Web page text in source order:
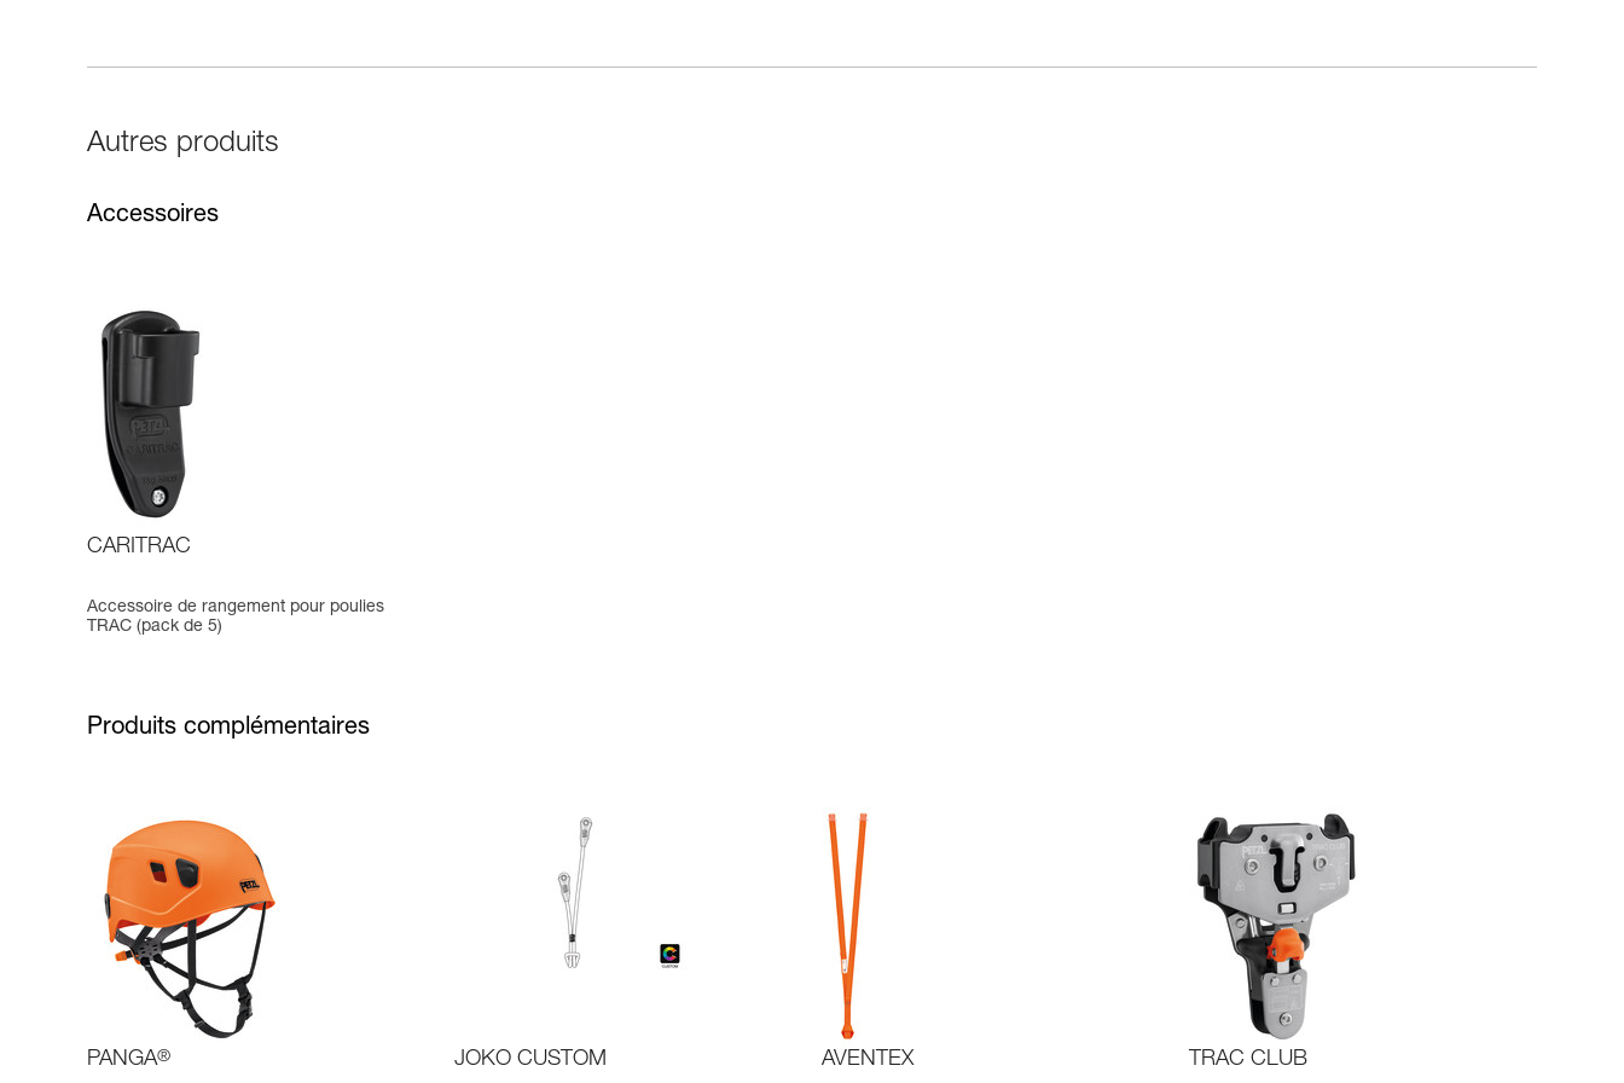
Autres produits
Accessoires
CARITRAC
Accessoire de rangement pour poulies
TRAC (pack de 5)
Produits complémentaires
PANGA® JOKO CUSTOM AVENTEX TRAC CLUB